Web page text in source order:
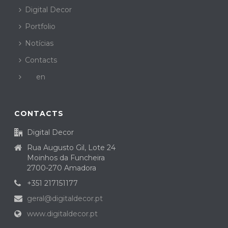
Digital Decor
Portfolio
Notícias
Contacts
en
CONTACTS
Digital Decor
Rua Augusto Gil, Lote 24
Moinhos da Funcheira
2700-270 Amadora
+351 217151177
geral@digitaldecor.pt
www.digitaldecor.pt